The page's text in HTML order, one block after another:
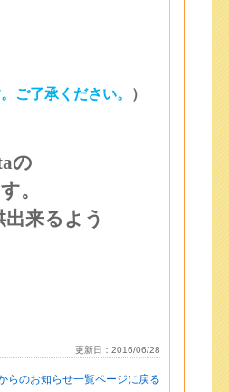
ご了承ください。 ）
の
。
来るよう
更新日：2016/06/28
らのお知らせ一覧ページに戻る